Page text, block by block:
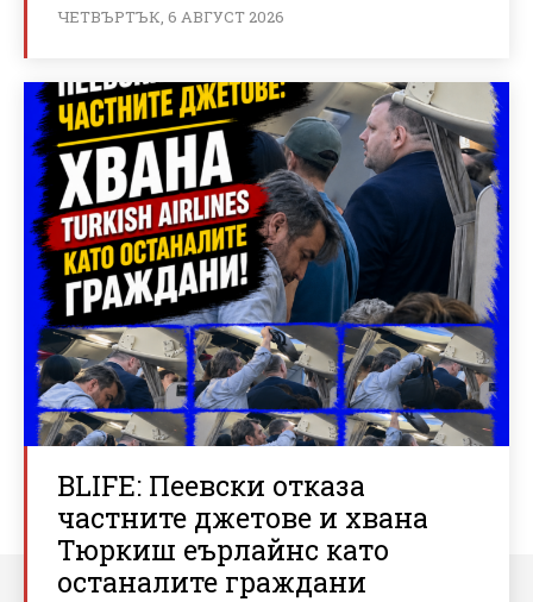
ЧЕТВЪРТЪК, 6 АВГУСТ 2026
BLIFE: Пеевски отказа
частните джетове и хвана
Тюркиш еърлайнс като
останалите граждани